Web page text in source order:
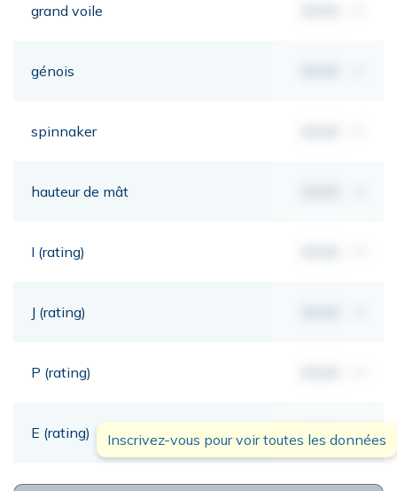
grand voile
génois
spinnaker
hauteur de mât
I (rating)
J (rating)
P (rating)
E (rating) 00,00
Inscrivez-vous pour voir toutes les données